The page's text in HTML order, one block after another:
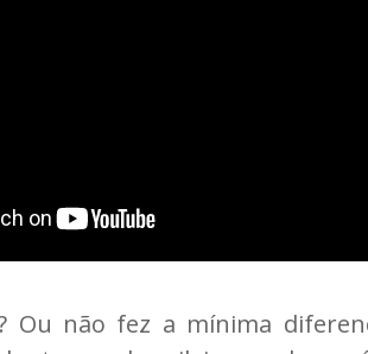
Ou não fez a mínima